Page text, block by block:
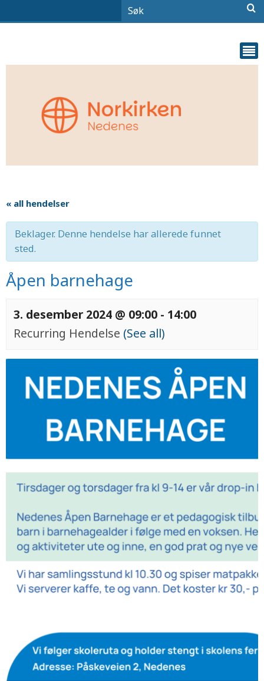
« all hendelser
Beklager. Denne hendelse har allerede funnet
sted.
Åpen barnehage
3. desember 2024 @ 09:00 - 14:00
Recurring Hendelse (See all)